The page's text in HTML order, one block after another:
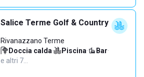
Salice Terme Golf & Country
Rivanazzano Terme
Doccia calda· Piscina· Bar·
e altri 7…